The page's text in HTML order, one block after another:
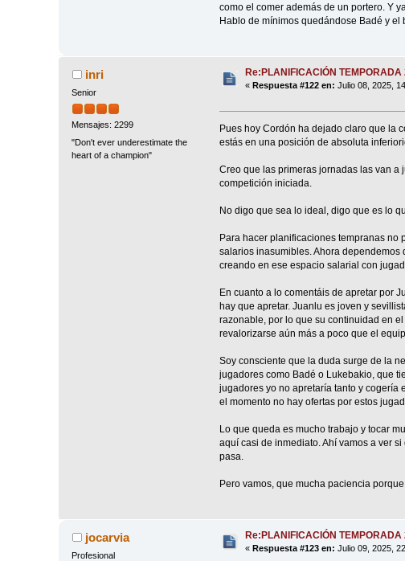
como el comer además de un portero. Y
Hablo de mínimos quedándose Badé y
inri
Senior
Mensajes: 2299
"Don't ever underestimate the
heart of a champion"
Re:PLANIFICACIÓN TEMPORADA
« Respuesta #122 en: Julio 08, 2025,
Pues hoy Cordón ha dejado claro que la
estás en una posición de absoluta
Creo que las primeras jornadas las van
competición iniciada.
No digo que sea lo ideal, digo que es lo
Para hacer planificaciones tempranas no
salarios inasumibles. Ahora
creando en ese espacio salarial con
En cuanto a lo comentáis de apretar por
hay que apretar. Juanlu es joven y
razonable, por lo que su continuidad en
revalorizarse aún más a poco que el
Soy consciente que la duda surge de la
jugadores como Badé o Lukebakio, que
jugadores yo no apretaría tanto y cogería
el momento no hay ofertas por estos
Lo que queda es mucho trabajo y tocar
aquí casi de inmediato. Ahí vamos a ver
pasa.
Pero vamos, que mucha paciencia
jocarvia
Profesional
Re:PLANIFICACIÓN TEMPORADA
«Respuesta #123 en: Julio 09, 2025,